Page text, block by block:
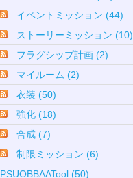
イベントミッション (44)
ストーリーミッション (10)
フラグシップ計画 (2)
マイルーム (2)
衣装 (50)
強化 (18)
合成 (7)
制限ミッション (6)
PSUOBBAATool (50)